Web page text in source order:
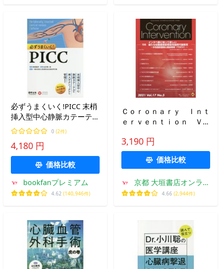
必ずうまくいく!PICC 末梢
挿入型中心静脈カテーテル
の挿入テクニックから管理
まで/徳嶺譲芳/金井理一郎
0 (2件)
4,180 円
価格比較
bookfanプレミアム
4.62 (140,946件)
Ｃｏｒｏｎａｒｙ Ｉｎｔ
ｅｒｖｅｎｔｉｏｎ Ｖｏ
１）
3,190 円
価格比較
京都 大垣書店オンライ
ン
4.66 (2,944件)